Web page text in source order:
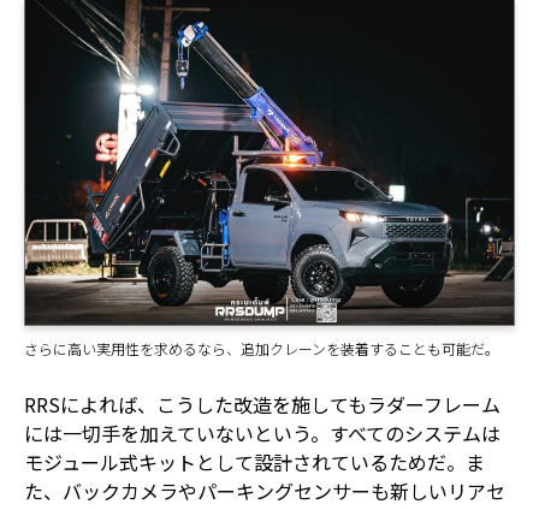
さらに高い実用性を求めるなら、追加クレーンを装着することも可能だ。
RRSによれば、こうした改造を施してもラダーフレーム
には一切手を加えていないという。すべてのシステムは
モジュール式キットとして設計されているためだ。ま
た、バックカメラやパーキングセンサーも新しいリアセ